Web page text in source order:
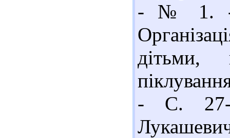
- № 1. -
дітьми,
- С. 27-